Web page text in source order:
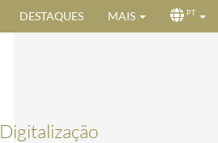
DESTAQUES MAIS PT
Digitalização